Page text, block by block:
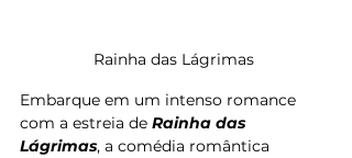
Rainha das Lágrimas
Embarque em um intenso romance
com a estreia de Rainha das
Lágrimas, a comédia romântica